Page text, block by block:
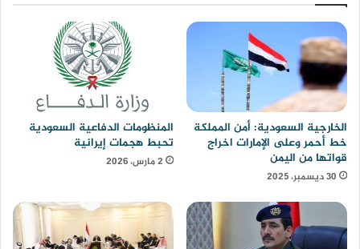
الخارجية السعودية: أمن المملكة
خط أحمر وعلى الإمارات اخراج
قواتها من اليمن
30 ديسمبر، 2025
المنظومات الدفاعية السعودية
تحبط هجمات إيرانية
2 مارس، 2026